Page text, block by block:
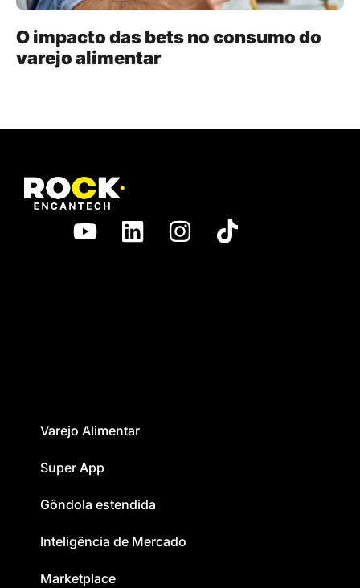
O impacto das bets no consumo do
varejo alimentar
Varejo Alimentar
Super App
Gôndola estendida
Inteligência de Mercado
Marketplace